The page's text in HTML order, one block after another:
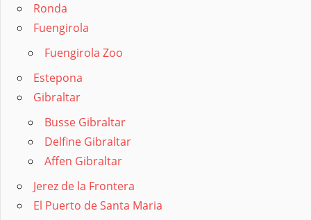
Ronda
Fuengirola
Fuengirola Zoo
Estepona
Gibraltar
Busse Gibraltar
Delfine Gibraltar
Affen Gibraltar
Jerez de la Frontera
El Puerto de Santa Maria